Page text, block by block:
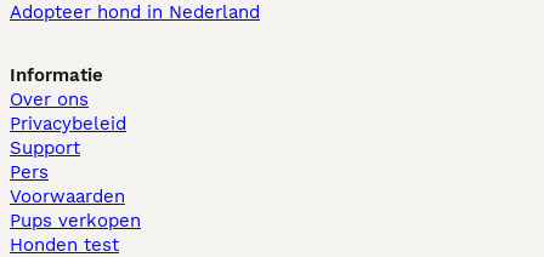
Adopteer hond in Nederland
Informatie
Over ons
Privacybeleid
Support
Pers
Voorwaarden
Pups verkopen
Honden test